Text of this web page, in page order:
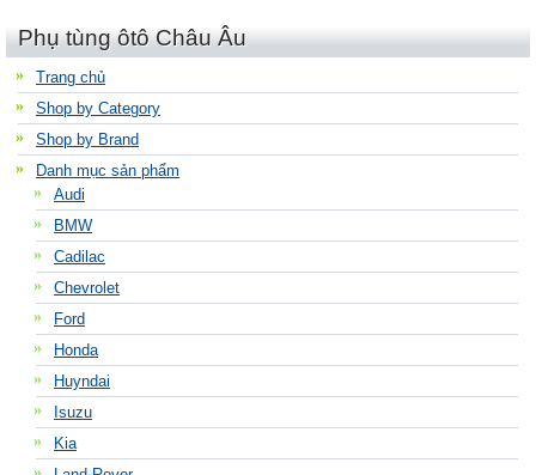
Phụ tùng ôtô Châu Âu
Trang chủ
Shop by Category
Shop by Brand
Danh mục sản phẩm
Audi
BMW
Cadilac
Chevrolet
Ford
Honda
Huyndai
Isuzu
Kia